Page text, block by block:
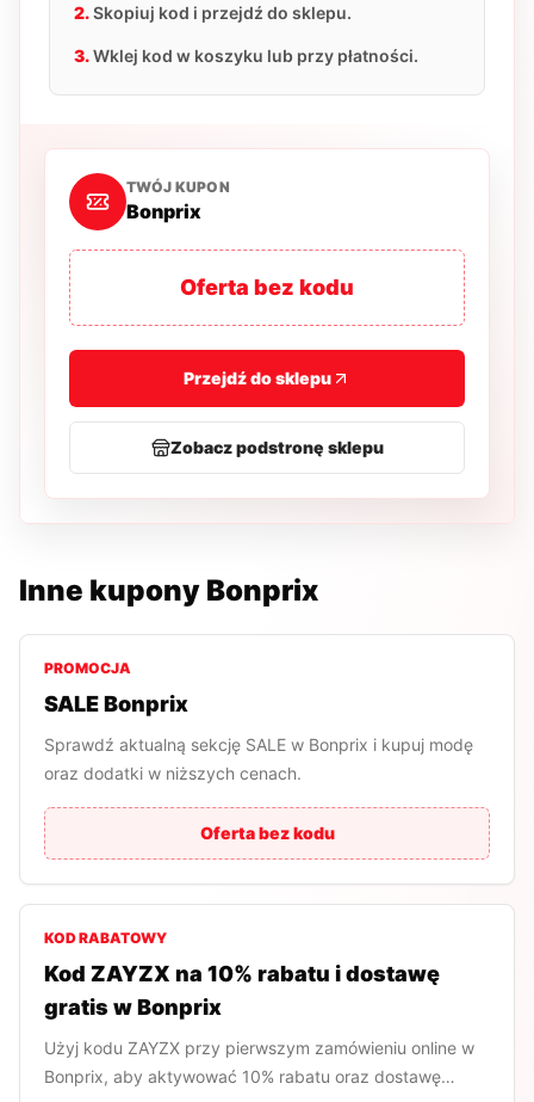
2.Skopiuj kod i przejdź do sklepu.
3.Wklej kod w koszyku lub przy płatności.
TWÓJ KUPON
Bonprix
Oferta bez kodu
Przejdź do sklepu
Zobacz podstronę sklepu
Inne kupony Bonprix
PROMOCJA
SALE Bonprix
Sprawdź aktualną sekcję SALE w Bonprix i kupuj modę
oraz dodatki w niższych cenach.
Oferta bez kodu
KOD RABATOWY
Kod ZAYZX na 10% rabatu i dostawę
gratis w Bonprix
Użyj kodu ZAYZX przy pierwszym zamówieniu online w
Bonprix, aby aktywować 10% rabatu oraz dostawę